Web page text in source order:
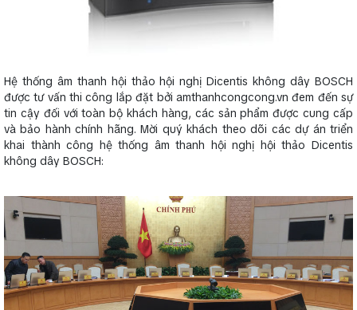
Hệ thống âm thanh hội thảo hội nghị Dicentis không dây BOSCH
được tư vấn thi công lắp đặt bởi amthanhcongcong.vn đem đến sự
tin cậy đối với toàn bộ khách hàng, các sản phẩm được cung cấp
và bảo hành chính hãng. Mời quý khách theo dõi các dự án triển
khai thành công hệ thống âm thanh hội nghị hội thảo Dicentis
không dây BOSCH: